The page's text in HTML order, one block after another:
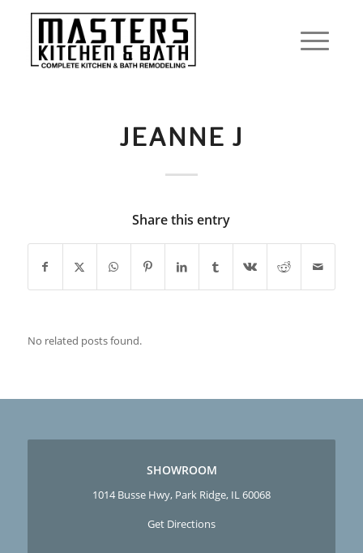
JEANNE J
Share this entry
No related posts found.
SHOWROOM
1014 Busse Hwy, Park Ridge, IL 60068
Get Directions